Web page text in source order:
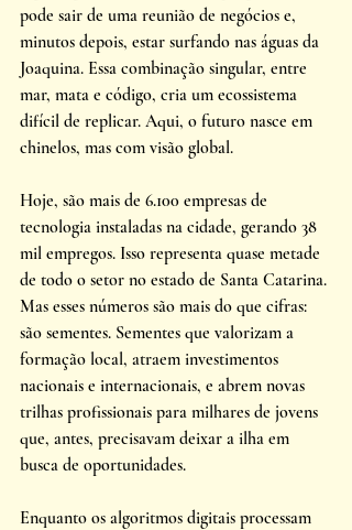
pode sair de uma reunião de negócios e,
minutos depois, estar surfando nas águas da
Joaquina. Essa combinação singular, entre
mar, mata e código, cria um ecossistema
difícil de replicar. Aqui, o futuro nasce em
chinelos, mas com visão global.
Hoje, são mais de 6.100 empresas de
tecnologia instaladas na cidade, gerando 38
mil empregos. Isso representa quase metade
de todo o setor no estado de Santa Catarina.
Mas esses números são mais do que cifras:
são sementes. Sementes que valorizam a
formação local, atraem investimentos
nacionais e internacionais, e abrem novas
trilhas profissionais para milhares de jovens
que, antes, precisavam deixar a ilha em
busca de oportunidades.
Enquanto os algoritmos digitais processam